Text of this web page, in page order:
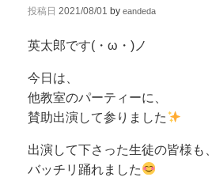
投稿日 2021/08/01 by eandeda
英太郎です(・ω・)ノ
今日は、
他教室のパーティーに、
賛助出演して参りました
出演して下さった生徒の皆様も、
バッチリ踊れました